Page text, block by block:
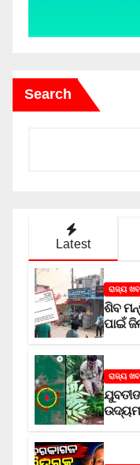
Search
Latest
ରାଜ୍ୟ
ଶିବ
ପାଇଁ
ରାଜ୍ୟ
ଉଦ୍ୟମ